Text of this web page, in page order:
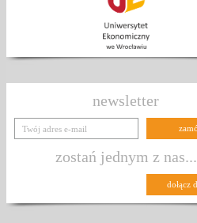
newsletter
zostań jednym z nas...